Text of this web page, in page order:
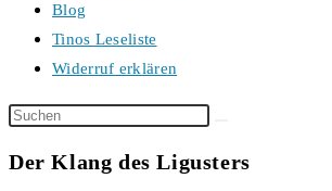
Blog
Tinos Leseliste
Widerruf erklären
Diese
durchsuchen
Der Klang des Ligusters